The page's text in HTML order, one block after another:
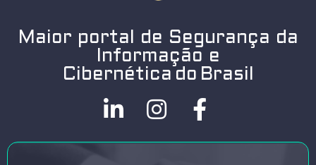
Maior portal de Segurança da
Informação e
Cibernética do Brasil